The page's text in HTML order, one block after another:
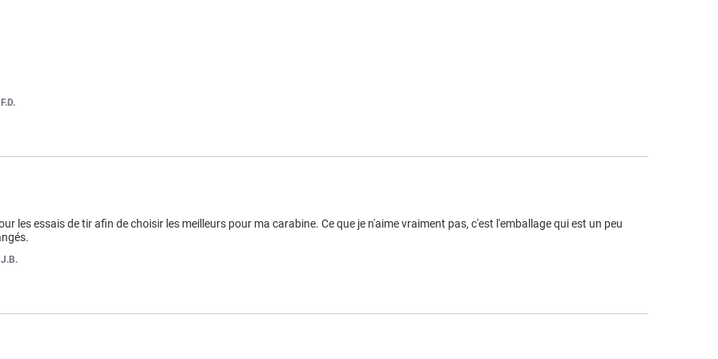
F.D.
les essais de tir afin de choisir les meilleurs pour ma carabine. Ce que je n'aime vraiment pas, c'est l'emballage qui est un peu
J.B.